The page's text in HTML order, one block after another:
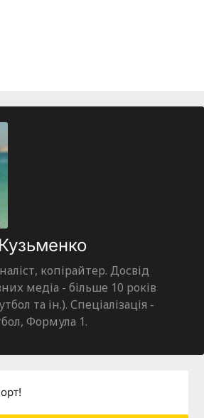
копірайтер. Досвід
медіа - більше 10 років
та ін.). Спеціалізація -
Формула 1.